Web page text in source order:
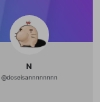
N
@doseisannnnnnnn